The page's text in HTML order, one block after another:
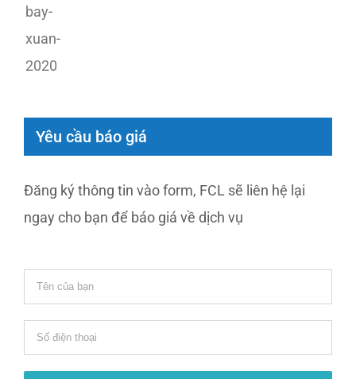
Yêu cầu báo giá
Đăng ký thông tin vào form, FCL sẽ liên hệ lại
ngay cho bạn để báo giá về dịch vụ